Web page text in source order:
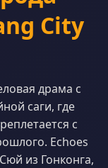
City
драма с
саги, где
с
Echoes
из Гонконга,